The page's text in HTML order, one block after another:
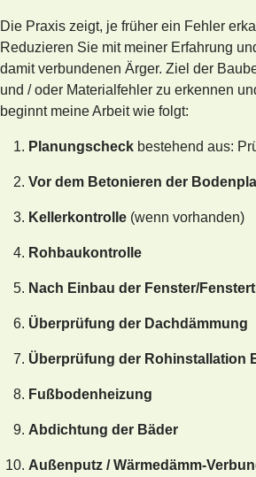
Die Praxis zeigt, je früher ein Fehler
Reduzieren Sie mit meiner Erfahrung
damit verbundenen Ärger. Ziel der
und / oder Materialfehler zu erkennen
beginnt meine Arbeit wie folgt:
Planungscheck bestehend aus:
Vor dem Betonieren der
Kellerkontrolle (wenn vorhanden)
Rohbaukontrolle
Nach Einbau der Fenster/
Überprüfung der Dachdämmung
Überprüfung der Rohinstallation
Fußbodenheizung
Abdichtung der Bäder
Außenputz / Wärmedämm-